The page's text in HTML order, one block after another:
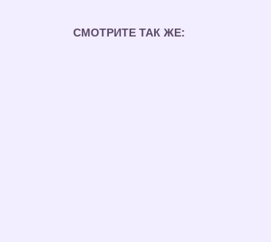
СМОТРИТЕ ТАК ЖЕ: